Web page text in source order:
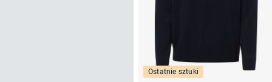
Ostatnie sztuki